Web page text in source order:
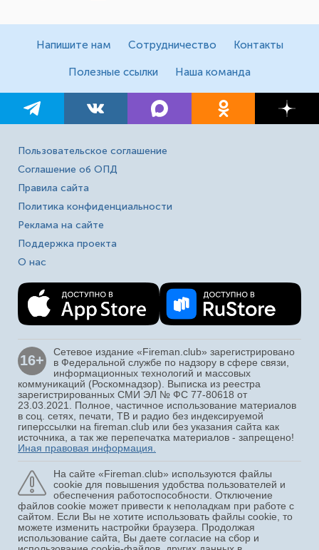
Напишите нам Сотрудничество Контакты
Полезные ссылки Наша команда
Пользовательское соглашение
Соглашение об ОПД
Правила сайта
Политика конфиденциальности
Реклама на сайте
Поддержка проекта
О нас
16+
Сетевое издание «Fireman.club» зарегистрировано
в Федеральной службе по надзору в сфере связи,
информационных технологий и массовых
коммуникаций (Роскомнадзор). Выписка из реестра
зарегистрированных СМИ ЭЛ № ФС 77-80618 от
23.03.2021. Полное, частичное использование материалов
в соц. сетях, печати, ТВ и радио без индексируемой
гиперссылки на fireman.club или без указания сайта как
источника, а так же перепечатка материалов - запрещено!
Иная правовая информация.
На сайте «Fireman.club» используются файлы
cookie для повышения удобства пользователей и
обеспечения работоспособности. Отключение
файлов cookie может привести к неполадкам при работе с
сайтом. Если Вы не хотите использовать файлы cookie, то
можете изменить настройки браузера. Продолжая
использование сайта, Вы даете согласие на сбор и